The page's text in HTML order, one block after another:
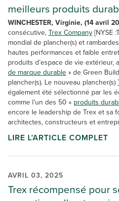
meilleurs produits
WINCHESTER, Virginie, (14 avril
consécutive,Trex Company[NYSE
mondial de plancher(s) et
hautes performances et faible
produits d’espace de vie extérieur,
de marque durable» de Green
plancher(s). Le nouveau plancher(s)
également été sélectionné par les
comme l’un des 50 « produits
encore le leadership de Trex et sa
architectes, constructeurs et
LIRE L’ARTICLE COMPLET
AVRIL 03, 2025
Trex récompensé pour